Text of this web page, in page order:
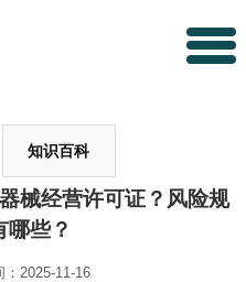
知识百科
械经营许可证？风险规
哪些？
：2025-11-16